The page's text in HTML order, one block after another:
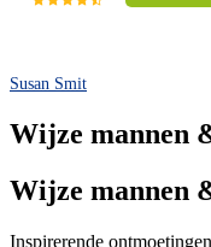
Susan Smit
Wijze mannen
Wijze mannen
Inspirerende